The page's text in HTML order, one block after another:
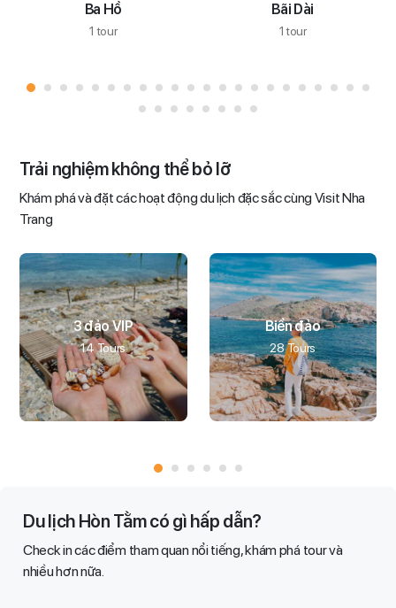
Ba Hồ
1 tour
Bãi Dài
1 tour
Trải nghiệm không thể bỏ lỡ
Khám phá và đặt các hoạt động du lịch đặc sắc cùng Visit Nha
Trang
3 đảo VIP
14 Tours
Biển đảo
28 Tours
Du lịch Hòn Tằm có gì hấp dẫn?
Check in các điểm tham quan nổi tiếng, khám phá tour và
nhiều hơn nữa​.​